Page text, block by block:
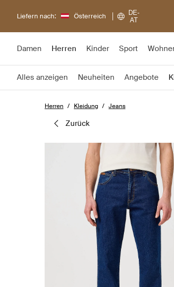
Liefern nach: Österreich
DE-
AT
Damen Herren Kinder Sport
Alles anzeigen Neuheiten Angebote
Herren Kleidung Jeans
zurück